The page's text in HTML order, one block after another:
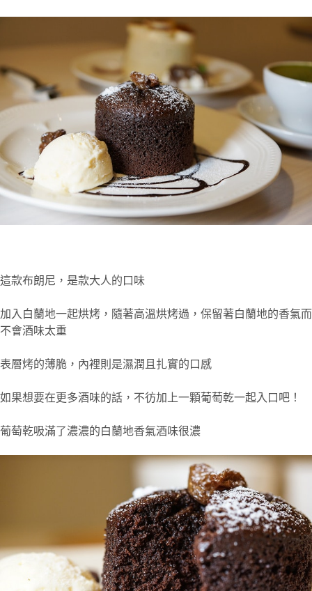
這款布朗尼，是款大人的口味
加入白蘭地一起烘烤，隨著高溫烘烤過，保留著白蘭地的香氣而
不會酒味太重
表層烤的薄脆，內裡則是濕潤且扎實的口感
如果想要在更多酒味的話，不彷加上一顆葡萄乾一起入口吧！
葡萄乾吸滿了濃濃的白蘭地香氣酒味很濃